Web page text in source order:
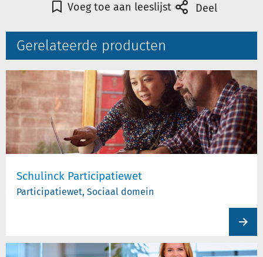
Voeg toe aan leeslijst Deel
Gerelateerde producten
Schulinck Participatiewet
Participatiewet, Sociaal domein